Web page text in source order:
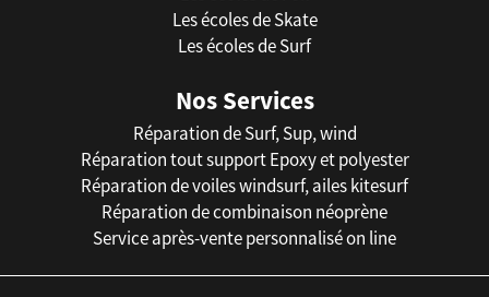
Les écoles de Skate
Les écoles de Surf
Nos Services
Réparation de Surf, Sup, wind
Réparation tout support Epoxy et polyester
Réparation de voiles windsurf, ailes kitesurf
Réparation de combinaison néoprène
Service après-vente personnalisé on line